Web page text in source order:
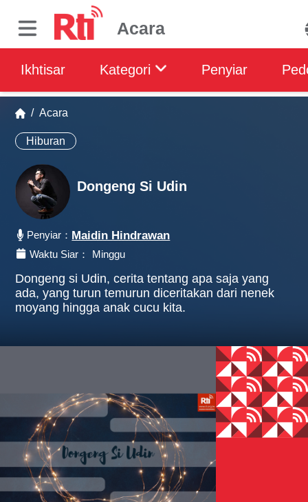
Acara
Ikhtisar Kategori Penyiar
/Acara
Hiburan
Dongeng Si Udin
Penyiar： Maidin Hindrawan
Waktu Siar： Minggu
Dongeng si Udin, cerita tentang apa saja yang
ada, yang turun temurun diceritakan dari nenek
moyang hingga anak cucu kita.